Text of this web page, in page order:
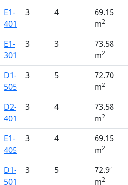
E1-
401
3 4
69.15
m2
E1-
301
3 3
73.58
m2
D1-
505
3 5
72.70
m2
D2-
401
3 4
73.58
m2
E1-
405
3 4
69.15
m2
D1-
501
3 5
72.91
m2